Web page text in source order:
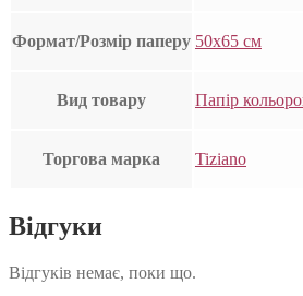
Формат/Розмір паперу 50х65 см
Вид товару Папір
Торгова марка Tiziano
Відгуки
Відгуків немає, поки що.